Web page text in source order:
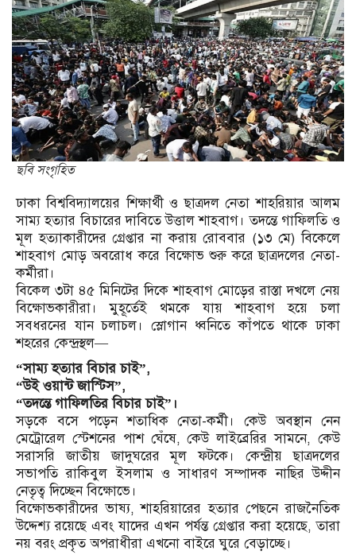
ছবি সংগৃহিত
ঢাকা বিশ্ববিদ্যালয়ের শিক্ষার্থী ও ছাত্রদল নেতা শাহরিয়ার আলম
সাম্য হত্যার বিচারের দাবিতে উত্তাল শাহবাগ। তদন্তে গাফিলতি ও
মূল হত্যাকারীদের গ্রেপ্তার না করায় রোববার (১৩ মে) বিকেলে
শাহবাগ মোড় অবরোধ করে বিক্ষোভ শুরু করে ছাত্রদলের নেতা-
কর্মীরা।
বিকেল ৩টা ৪৫ মিনিটের দিকে শাহবাগ মোড়ের রাস্তা দখলে নেয়
বিক্ষোভকারীরা। মুহূর্তেই থমকে যায় শাহবাগ হয়ে চলা
সবধরনের যান চলাচল। স্লোগান ধ্বনিতে কাঁপতে থাকে ঢাকা
শহরের কেন্দ্রস্থল—
“সাম্য হত্যার বিচার চাই”,
“উই ওয়ান্ট জাস্টিস”,
“তদন্তে গাফিলতির বিচার চাই”।
সড়কে বসে পড়েন শতাধিক নেতা-কর্মী। কেউ অবস্থান নেন
মেট্রোরেল স্টেশনের পাশ ঘেঁষে, কেউ লাইব্রেরির সামনে, কেউ
সরাসরি জাতীয় জাদুঘরের মূল ফটকে। কেন্দ্রীয় ছাত্রদলের
সভাপতি রাকিবুল ইসলাম ও সাধারণ সম্পাদক নাছির উদ্দীন
নেতৃত্ব দিচ্ছেন বিক্ষোভে।
বিক্ষোভকারীদের ভাষ্য, শাহরিয়ারের হত্যার পেছনে রাজনৈতিক
উদ্দেশ্য রয়েছে এবং যাদের এখন পর্যন্ত গ্রেপ্তার করা হয়েছে, তারা
নয় বরং প্রকৃত অপরাধীরা এখনো বাইরে ঘুরে বেড়াচ্ছে।